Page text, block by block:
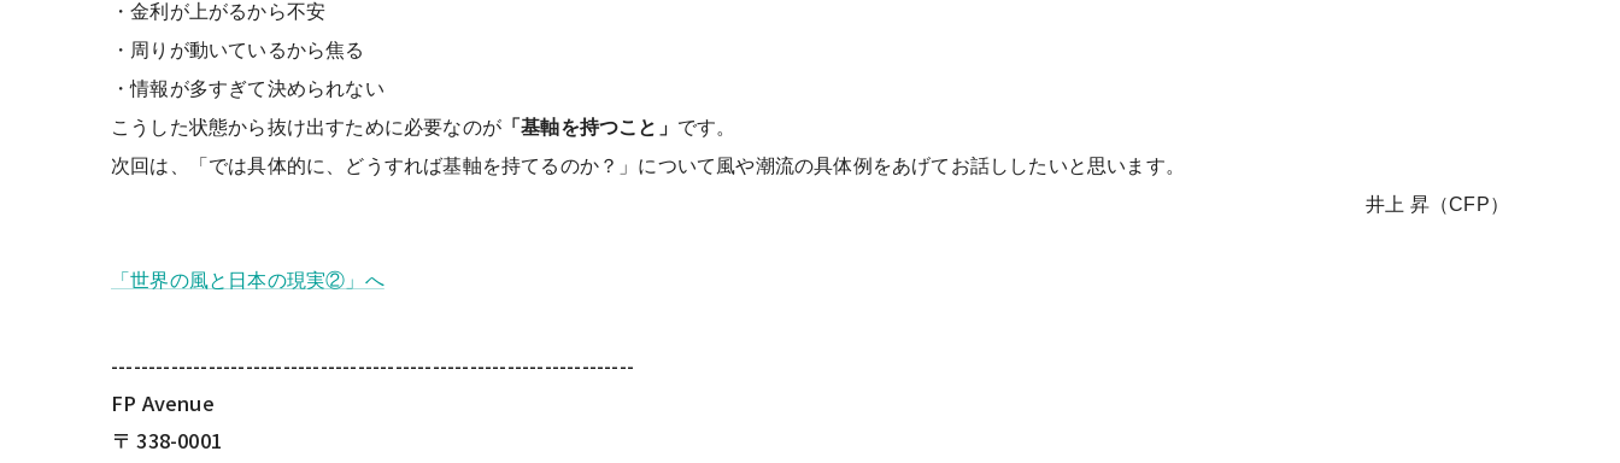
・金利が上がるから不安
・周りが動いているから焦る
・情報が多すぎて決められない
こうした状態から抜け出すために必要なのが 「基軸を持つこと」 です。
次回は、「では具体的に、どうすれば基軸を持てるのか？」について風や潮流の具体例をあげてお話ししたいと思います。
井上 昇（CFP）
「世界の風と日本の現実②」へ
----------------------------------------------------------------------
FP Avenue
〒338-0001